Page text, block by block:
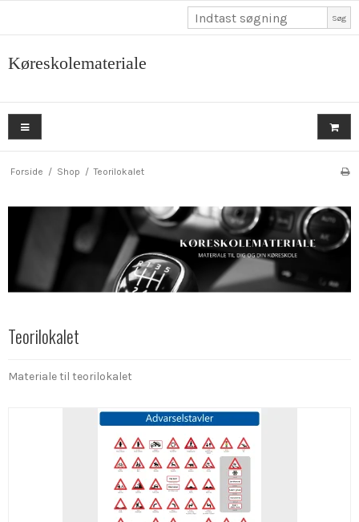
Søg
Køreskolemateriale
Forside / Shop / Teorilokalet
Teorilokalet
Materiale til teorilokalet